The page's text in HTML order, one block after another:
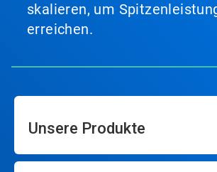
skalieren, um
erreichen.
Unsere Produkte